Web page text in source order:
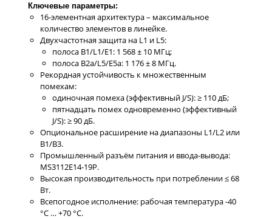
Ключевые параметры:
16-элементная архитектура – максимальное
количество элементов в линейке.
Двухчастотная защита на L1 и L5:
полоса B1/L1/E1: 1 568 ± 10 МГц;
полоса B2a/L5/E5a: 1 176 ± 8 МГц.
Рекордная устойчивость к множественным
помехам:
одиночная помеха (эффективный J/S): ≥ 110 дБ;
пятнадцать помех одновременно (эффективный
J/S): ≥ 90 дБ.
Опциональное расширение на диапазоны L1/L2 или
B1/B3.
Промышленный разъём питания и ввода-вывода:
MS3112E14-19P.
Высокая производительность при потреблении ≤ 68
Вт.
Всепогодное исполнение: рабочая температура -40
°C … +70 °C.